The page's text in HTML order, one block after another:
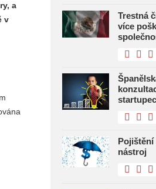
a
v
Trestná
více
nástroj